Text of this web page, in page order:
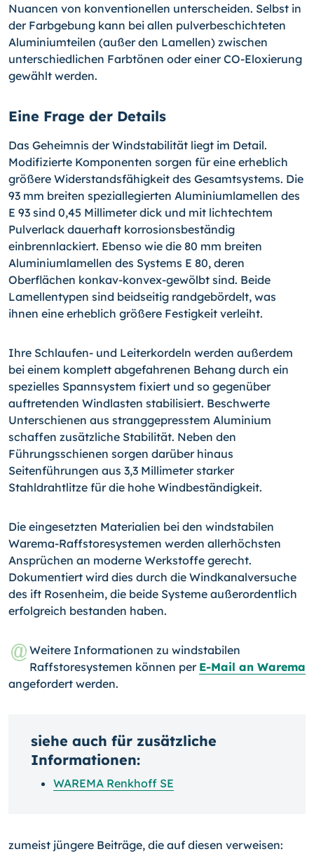
Nuancen von konventionellen unterscheiden. Selbst in
der Farbgebung kann bei allen pulverbeschichteten
Aluminiumteilen (außer den Lamellen) zwischen
unterschiedlichen Farbtönen oder einer CO-Eloxierung
gewählt werden.
Eine Frage der Details
Das Geheimnis der Windstabilität liegt im Detail.
Modifizierte Komponenten sorgen für eine erheblich
größere Widerstandsfähigkeit des Gesamtsystems. Die
93 mm breiten speziallegierten Aluminiumlamellen des
E 93 sind 0,45 Millimeter dick und mit lichtechtem
Pulverlack dauerhaft korrosionsbeständig
einbrennlackiert. Ebenso wie die 80 mm breiten
Aluminiumlamellen des Systems E 80, deren
Oberflächen konkav-konvex-gewölbt sind. Beide
Lamellentypen sind beidseitig randgebördelt, was
ihnen eine erheblich größere Festigkeit verleiht.
Ihre Schlaufen- und Leiterkordeln werden außerdem
bei einem komplett abgefahrenen Behang durch ein
spezielles Spannsystem fixiert und so gegenüber
auftretenden Windlasten stabilisiert. Beschwerte
Unterschienen aus stranggepresstem Aluminium
schaffen zusätzliche Stabilität. Neben den
Führungsschienen sorgen darüber hinaus
Seitenführungen aus 3,3 Millimeter starker
Stahldrahtlitze für die hohe Windbeständigkeit.
Die eingesetzten Materialien bei den windstabilen
Warema-Raffstoresystemen werden allerhöchsten
Ansprüchen an moderne Werkstoffe gerecht.
Dokumentiert wird dies durch die Windkanalversuche
des ift Rosenheim, die beide Systeme außerordentlich
erfolgreich bestanden haben.
Weitere Informationen zu windstabilen
Raffstoresystemen können per E-Mail an Warema
angefordert werden.
siehe auch für zusätzliche
Informationen:
WAREMA Renkhoff SE
zumeist jüngere Beiträge, die auf diesen verweisen: